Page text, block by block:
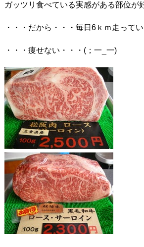
ガッツリ食べている実感がある部位が
・・・だから・・・毎日6ｋｍ走って
・・・痩せない・・・(；一_一)